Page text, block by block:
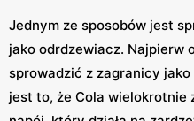
Jednym ze sposobów jest
jako odrdzewiacz. Najpierw
sprowadzić z zagranicy jako
jest to, że Cola wielokrotnie